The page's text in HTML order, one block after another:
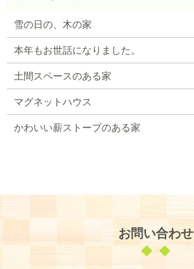
雪の日の、木の家
本年もお世話になりました。
土間スペースのある家
マグネットハウス
かわいい薪ストーブのある家
お問い合わせ